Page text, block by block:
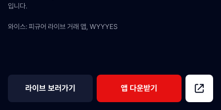
입니다.
와이스: 피규어 라이브 거래 앱, WYYYES
라이브 보러가기 앱 다운받기